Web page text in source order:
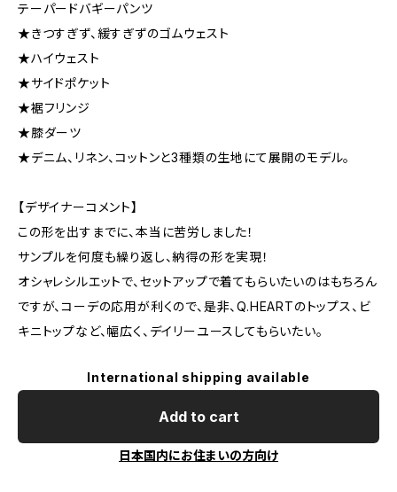
テーパードバギーパンツ
★きつすぎず、緩すぎずのゴムウェスト
★ハイウェスト
★サイドポケット
★裾フリンジ
★膝ダーツ
★デニム、リネン、コットンと3種類の生地にて展開のモデル。
【デザイナーコメント】
この形を出すまでに、本当に苦労しました！
サンプルを何度も繰り返し、納得の形を実現！
オシャレシルエットで、セットアップで着てもらいたいのはもちろん
ですが、コーデの応用が利くので、是非、Q.HEARTのトップス、ビ
キニトップなど、幅広く、デイリーユースしてもらいたい。
International shipping available
Add to cart
日本国内にお住まいの方向け